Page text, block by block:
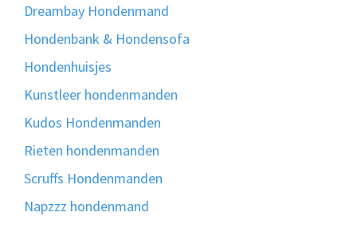
Dreambay Hondenmand
Hondenbank & Hondensofa
Hondenhuisjes
Kunstleer hondenmanden
Kudos Hondenmanden
Rieten hondenmanden
Scruffs Hondenmanden
Napzzz hondenmand